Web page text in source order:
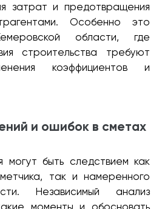
затрат и предотвращения
Особенно это
области, где
строительства требуют
коэффициентов и
и ошибок в сметах
быть следствием как
так и намеренного
Независимый анализ
моменты и обосновать